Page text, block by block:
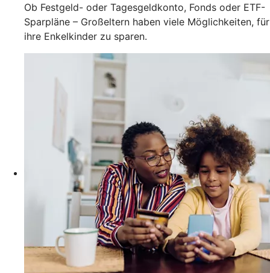
Ob Festgeld- oder Tagesgeldkonto, Fonds oder ETF-
Sparpläne – Großeltern haben viele Möglichkeiten, für
ihre Enkelkinder zu sparen.